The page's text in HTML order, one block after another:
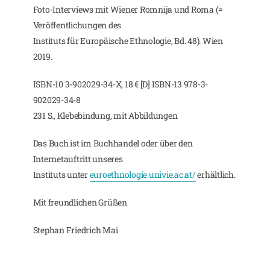
Foto-Interviews mit Wiener Romnija und Roma (=
Veröffentlichungen des
Instituts für Europäische Ethnologie, Bd. 48). Wien
2019.
ISBN-10 3-902029-34-X, 18 € [D] ISBN-13 978-3-
902029-34-8
231 S., Klebebindung, mit Abbildungen
Das Buch ist im Buchhandel oder über den
Internetauftritt unseres
Instituts untereuroethnologie.univie.ac.at/erhältlich.
Mit freundlichen Grüßen
Stephan Friedrich Mai